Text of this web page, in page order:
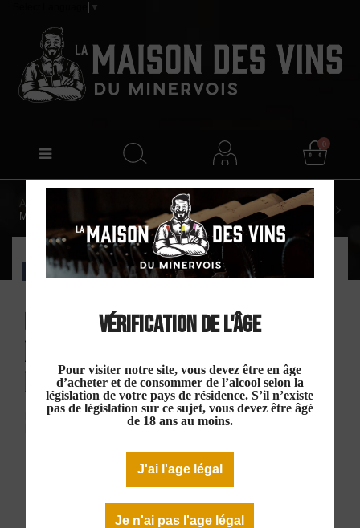
Vérification de l'âge
Pour visiter notre site, vous devez être en âge
d’acheter et de consommer de l’alcool selon la
législation de votre pays de résidence. S’il n’existe
pas de législation sur ce sujet, vous devez être âgé
de 18 ans au moins.
J'ai l'age légal
Je n'ai pas l'age légal
▼
0
Accueil
Cellier Lauran Cabaret "Le Bio Blanc" AOP
Minervois Blanc 2025
EXCLU WEB
Cellier Lauran Cabaret "Le
Bio Blanc" AOP Minervois
Blanc 2025
8,90 € Disponible
Télécharger la fiche technique